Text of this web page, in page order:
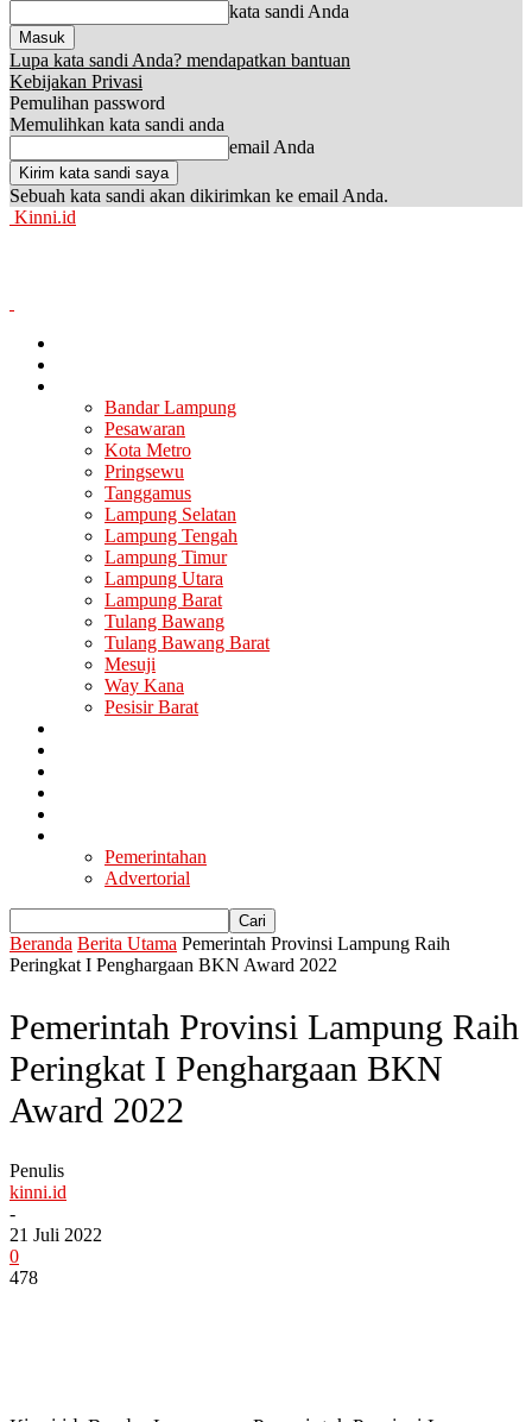
kata sandi Anda
Lupa kata sandi Anda? mendapatkan bantuan
Kebijakan Privasi
Pemulihan password
Memulihkan kata sandi anda
email Anda
Sebuah kata sandi akan dikirimkan ke email Anda.
Kinni.id
Bandar Lampung
Pesawaran
Kota Metro
Pringsewu
Tanggamus
Lampung Selatan
Lampung Tengah
Lampung Timur
Lampung Utara
Lampung Barat
Tulang Bawang
Tulang Bawang Barat
Mesuji
Way Kana
Pesisir Barat
Pemerintahan
Advertorial
Beranda Berita Utama Pemerintah Provinsi Lampung Raih
Peringkat I Penghargaan BKN Award 2022
Pemerintah Provinsi Lampung Raih
Peringkat I Penghargaan BKN
Award 2022
Penulis
kinni.id
-
21 Juli 2022
0
478